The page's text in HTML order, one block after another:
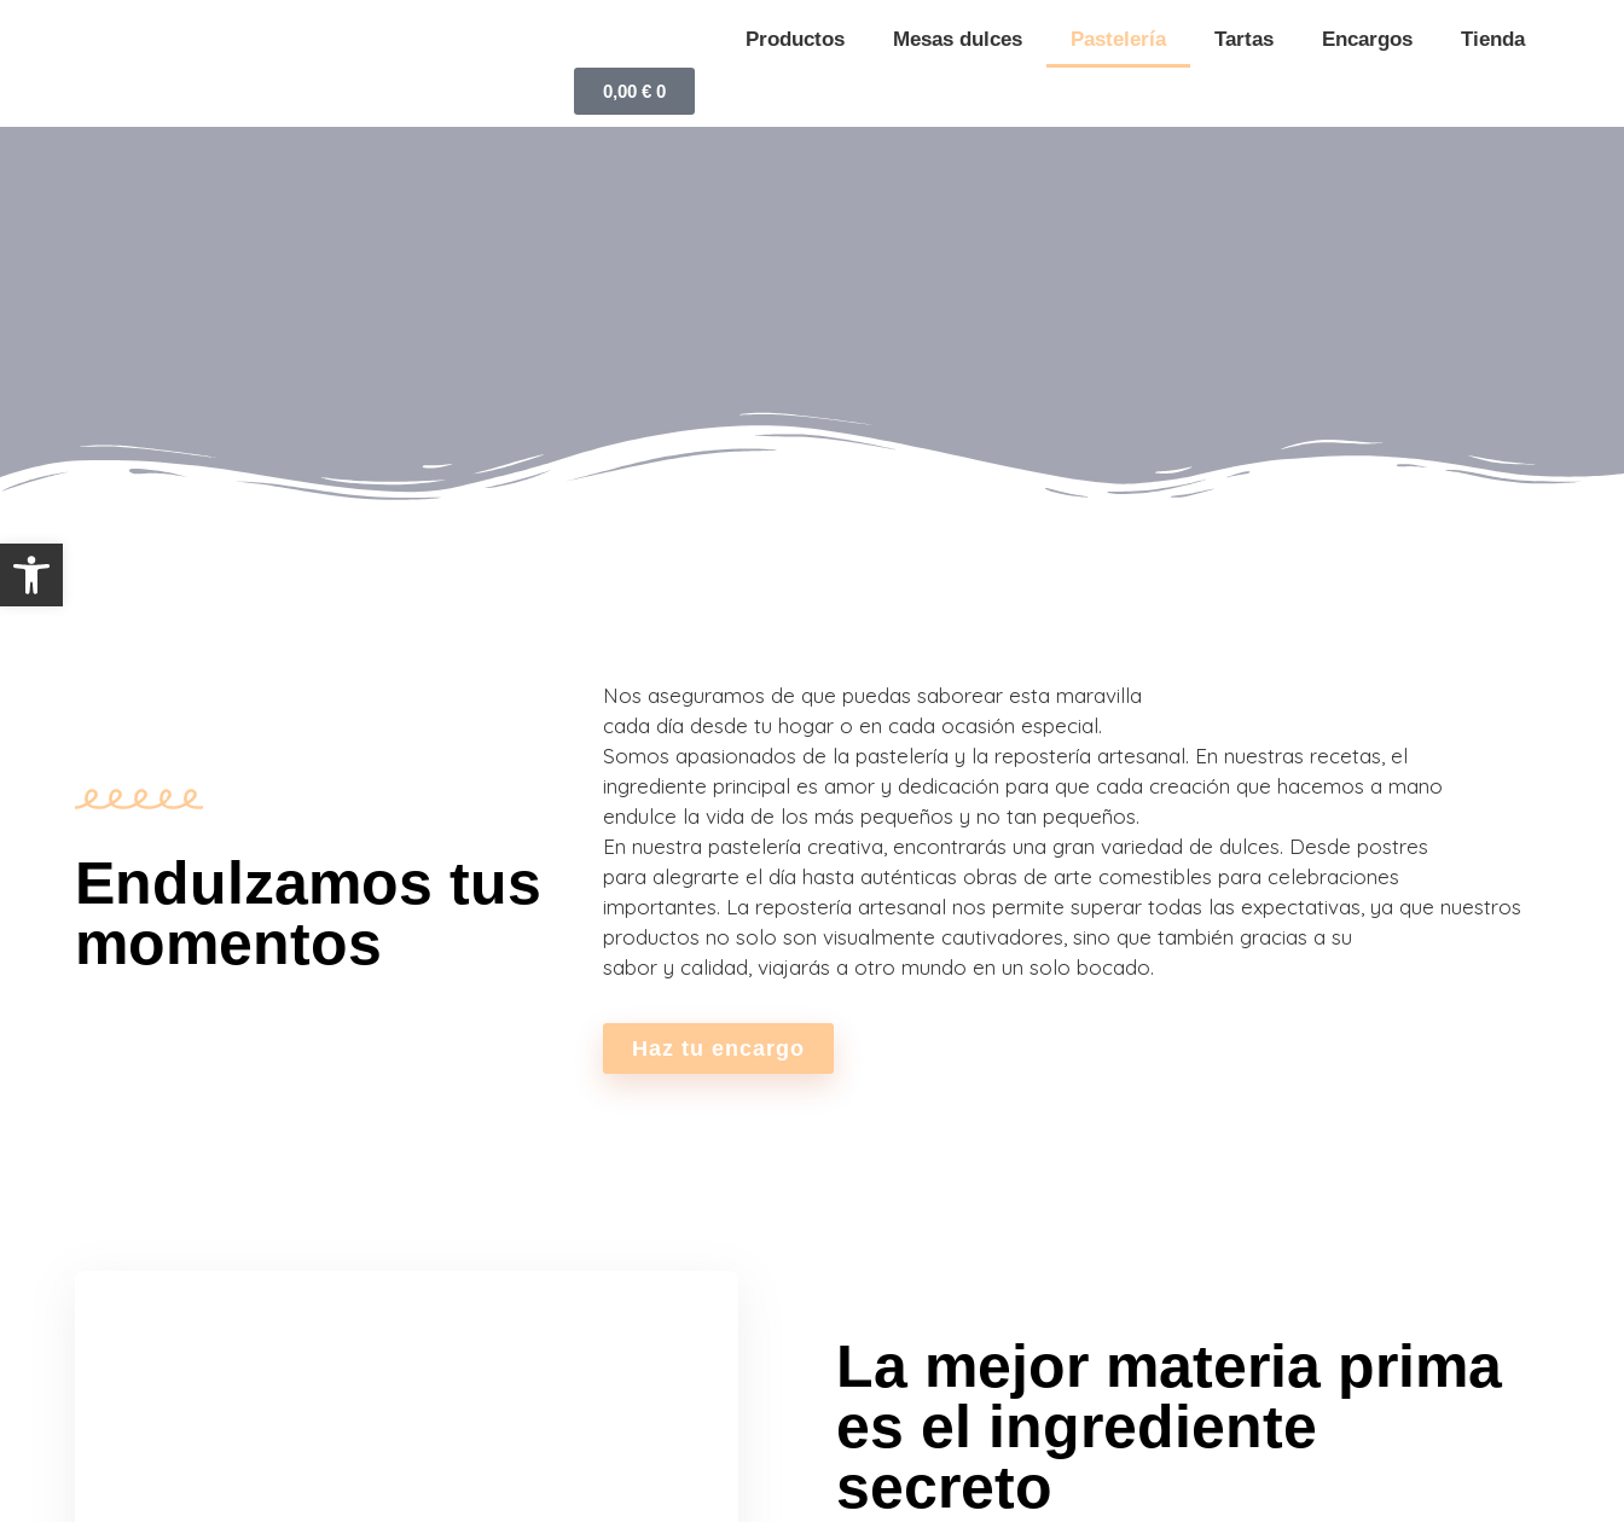
Productos Mesas dulces Pastelería Tartas Encargos Tienda
0,00€ 0
Endulzamos tus
momentos
Nos aseguramos de que puedas saborear esta maravilla
cada día desde tu hogar o en cada ocasión especial.
Somos apasionados de la pastelería y la repostería artesanal. En nuestras recetas, el
ingrediente principal es amor y dedicación para que cada creación que hacemos a mano
endulce la vida de los más pequeños y no tan pequeños.
En nuestra pastelería creativa, encontrarás una gran variedad de dulces. Desde postres
para alegrarte el día hasta auténticas obras de arte comestibles para celebraciones
importantes. La repostería artesanal nos permite superar todas las expectativas, ya que nuestros
productos no solo son visualmente cautivadores, sino que también gracias a su
sabor y calidad, viajarás a otro mundo en un solo bocado.
Haz tu encargo
La mejor materia prima
es el ingrediente
secreto
Abrir barra de herramientas